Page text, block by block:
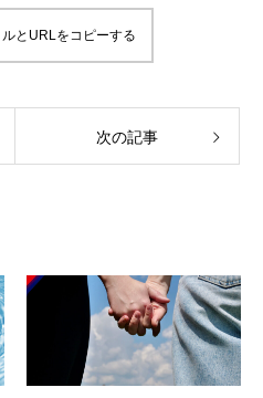
とURLをコピーする
次の記事